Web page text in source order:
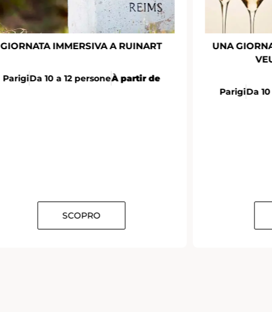
GIORNATA IMMERSIVA A RUINART
ParigiDa 10 a 12 personeÀ partir de
SCOPRO
UNA
ParigiDa